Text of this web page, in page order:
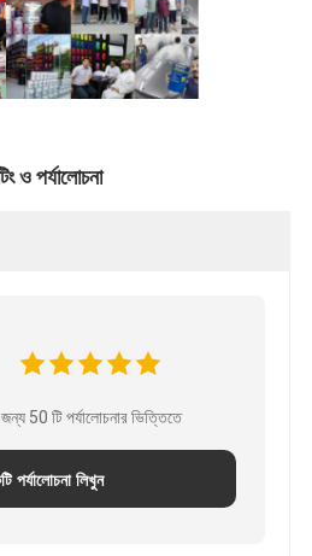
ও পর্যালোচনা
50 টি পর্যালোচনার ভিত্তিতে
পর্যালোচনা লিখুন